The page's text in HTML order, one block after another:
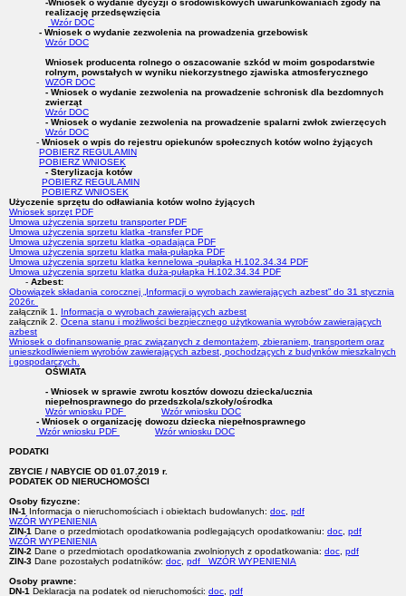
-Wniosek o wydanie dycyzji o środowiskowych uwarunkowaniach zgody na
realizację przedsęwzięcia
Wzór DOC
- Wniosek o wydanie zezwolenia na prowadzenia grzebowisk
Wzór DOC
Wniosek producenta rolnego o oszacowanie szkód w moim gospodarstwie
rolnym, powstałych w wyniku niekorzystnego zjawiska atmosferycznego
WZÓR DOC
- Wniosek o wydanie zezwolenia na prowadzenie schronisk dla bezdomnych
zwierząt
Wzór DOC
- Wniosek o wydanie zezwolenia na prowadzenie spalarni zwłok zwierzęcych
Wzór DOC
- Wniosek o wpis do rejestru opiekunów społecznych kotów wolno żyjących
POBIERZ REGULAMIN
POBIERZ WNIOSEK
- Sterylizacja kotów
POBIERZ REGULAMIN
POBIERZ WNIOSEK
Użyczenie sprzętu do odławiania kotów wolno żyjących
Wniosek sprzęt PDF
Umowa użyczenia sprzetu transporter PDF
Umowa użyczenia sprzetu klatka -transfer PDF
Umowa użyczenia sprzetu klatka -opadająca PDF
Umowa użyczenia sprzetu klatka mała-pułapka PDF
Umowa użyczenia sprzetu klatka kennelowa -pułapka H.102.34.34 PDF
Umowa użyczenia sprzetu klatka duża-pułapka H.102.34.34 PDF
- Azbest:
Obowiązek składania corocznej „Informacji o wyrobach zawierających azbest” do 31 stycznia
2026r.
załącznik 1
Informacja o wyrobach zawierających azbest
załącznik 2. Ocena stanu i możliwości bezpiecznego użytkowania wyrobów zawierających
azbest
Wniosek o dofinansowanie prac związanych z demontażem, zbieraniem, transportem oraz
unieszkodliwieniem wyrobów zawierających azbest, pochodzących z budynków mieszkalnych
i gospodarczych.
OŚWIATA
- Wniosek w sprawie zwrotu kosztów dowozu dziecka/ucznia
niepełnosprawnego do przedszkola/szkoły/ośrodka
Wzór wniosku PDF
Wzór wniosku DOC
- Wniosek o organizację dowozu dziecka niepełnosprawnego
Wzór wniosku PDF
Wzór wniosku DOC
PODATKI
ZBYCIE / NABYCIE OD 01.07.2019 r.
PODATEK OD NIERUCHOMOŚCI
Osoby fizyczne:
IN-1 Informacja o nieruchomościach i obiektach budowlanych: doc pdf
WZÓR WYPENIENIA
ZIN-1 Dane o przedmiotach opodatkowania podlegających opodatkowaniu: doc pdf
WZÓR WYPENIENIA
ZIN-2 Dane o przedmiotach opodatkowania zwolnionych z opodatkowania: doc pdf
ZIN-3 Dane pozostałych podatników: doc pdf WZÓR WYPENIENIA
Osoby prawne:
DN-1 Deklaracja na podatek od nieruchomości: doc pdf